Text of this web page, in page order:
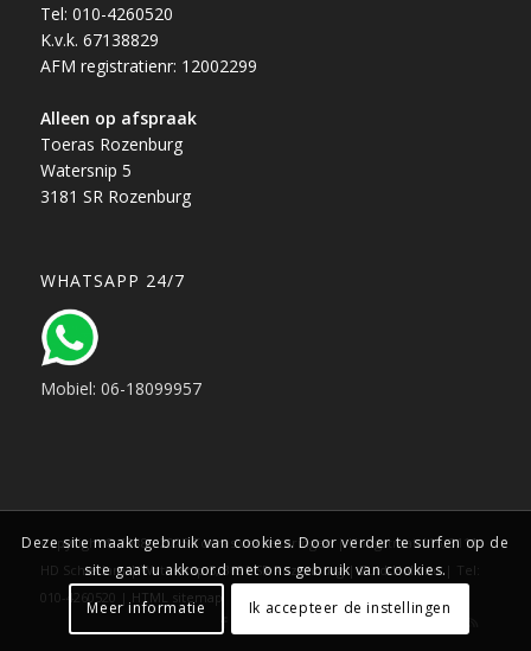
Tel: 010-4260520
K.v.k. 67138829
AFM registratienr: 12002299
Alleen op afspraak
Toeras Rozenburg
Watersnip 5
3181 SR Rozenburg
WHATSAPP 24/7
Mobiel: 06-18099957
Copyright © 1988 - 2025 Toeras verzekeringen | Hoogstraat 115, 3111
HD Schiedam | Watersnip 5, 3181 SR Rozenburg | Zuid-Holland | Tel:
010-4260520 | HTML sitemap
Deze site maakt gebruik van cookies. Door verder te surfen op de
site gaat u akkoord met ons gebruik van cookies.
Meer informatie
Ik accepteer de instellingen